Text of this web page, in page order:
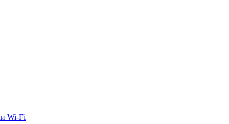
Wi-Fi